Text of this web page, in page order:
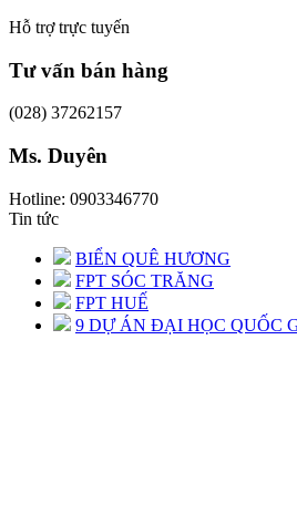
Hỗ trợ trực tuyến
Tư vấn bán hàng
(028) 37262157
Ms. Duyên
Hotline: 0903346770
Tin tức
BIỂN QUÊ HƯƠNG
FPT SÓC TRĂNG
FPT HUẾ
9 DỰ ÁN ĐẠI HỌC QUỐC